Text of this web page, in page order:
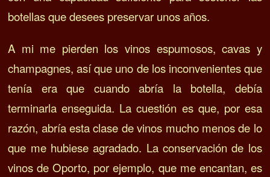
botellas que desees preservar unos años.
A mi me pierden los vinos espumosos, cavas y
champagnes, así que uno de los inconvenientes que
tenía era que cuando abría la botella, debía
terminarla enseguida. La cuestión es que, por esa
razón, abría esta clase de vinos mucho menos de lo
que me hubiese agradado. La conservación de los
vinos de Oporto, por ejemplo, que me encantan, es